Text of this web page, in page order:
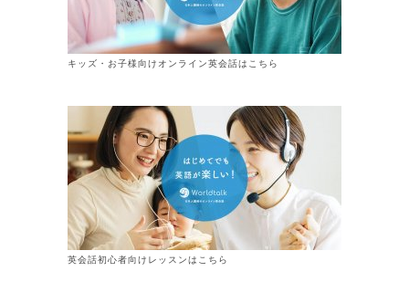
キッズ・お子様向けオンライン英会話はこちら
英会話初心者向けレッスンはこちら